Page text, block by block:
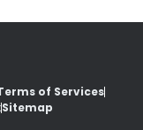
of Services
Sitemap